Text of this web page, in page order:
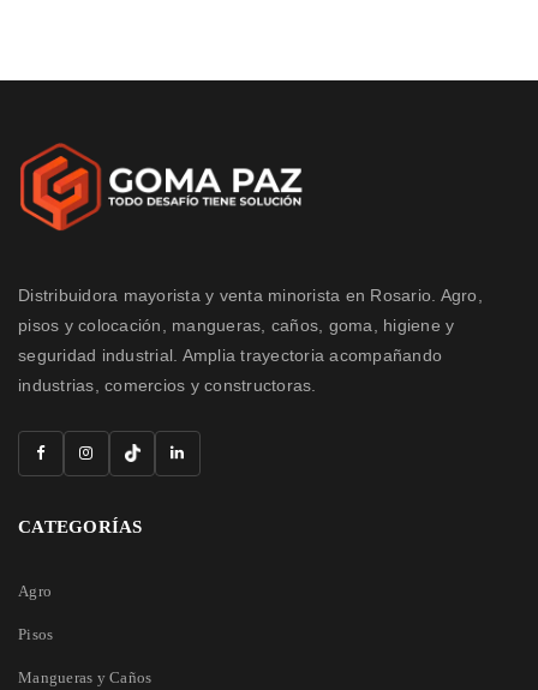
Distribuidora mayorista y venta minorista en Rosario. Agro,
pisos y colocación, mangueras, caños, goma, higiene y
seguridad industrial. Amplia trayectoria acompañando
industrias, comercios y constructoras.
CATEGORÍAS
Agro
Pisos
Mangueras y Caños